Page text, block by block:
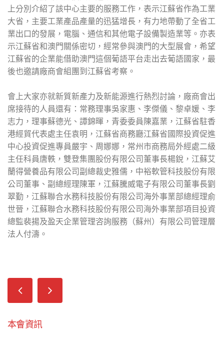
上分別介紹了該中心主要的服務工作，表示江蘇省作為工業
大省，主要工業產品產量的迅猛增長，有力地帶動了全省工
業出口的發展，電腦、通信和其他電子設備製造業等。亦表
示江蘇省和澳門關係密切，經常參與澳門的大型展會，希望
江蘇省的企業能借助澳門這個葡語平台走出去葡語國家，最
後也邀請廠商會組團到江蘇省考察。
會上大家亦就新質新產力及新能源進行熱烈討論，廠商會出
席接待的人員還有：常務理事吳家惠、李傑儀、黎卓媛、李
志力，理事蘇德光、譚錦暉，青委委員陳嘉業，江蘇省駐香
港經貿代表處主任袁明，江蘇省商務廳江蘇省國際投資促進
中心投資促進專員嚴宇、周娜娜，常州市商務局外經處二級
主任科員唐軼，雙登集團股份有限公司董事長楊銳，江蘇艾
蘭得營養品有限公司副總裁史雅儒，中裕軟管科技股份有限
公司董事、副總經理陳軍，江蘇騰威電子有限公司董事長劉
翠勤，江蘇聯合水務科技股份有限公司海外事業部總經理俞
世晉，江蘇聯合水務科技股份有限公司海外事業部項目投資
總監裴揚及盈天企業管理咨詢服務（蘇州）有限公司管理層
法人付濤。
本會資訊